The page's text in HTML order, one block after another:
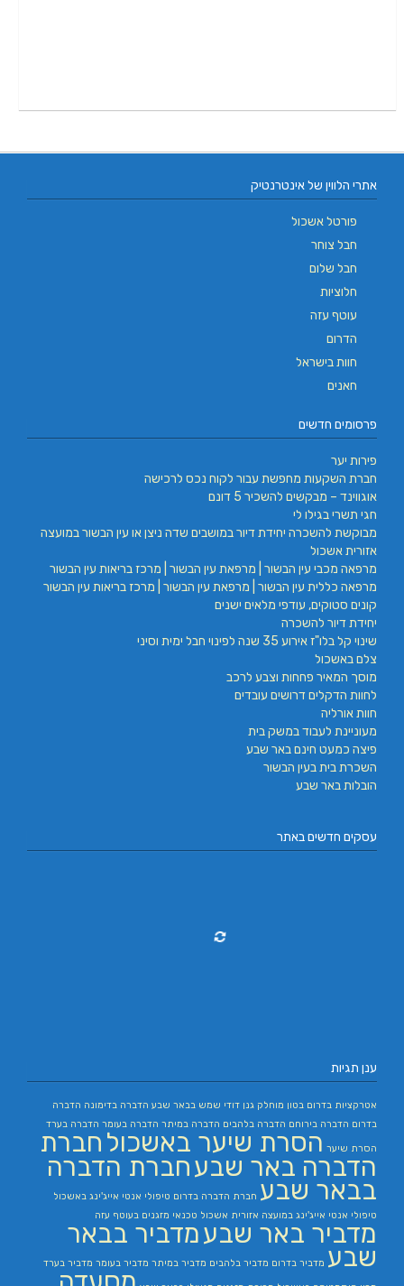
אתרי הלווין של אינטרנטיק
פורטל אשכול
חבל צוחר
חבל שלום
חלוציות
עוטף עזה
הדרום
חוות בישראל
חאנים
פרסומים חדשים
פירות יער
חברת השקעות מחפשת עבור לקוח נכס לרכישה
אוגווינד – מבקשים להשכיר 5 דונם
חגי תשרי בגילו לי
מבוקשת להשכרה יחידת דיור במושבים שדה ניצן או עין הבשור במועצה
אזורית אשכול
מרפאה מכבי עין הבשור | מרפאת עין הבשור | מרכז בריאות עין הבשור
מרפאה כללית עין הבשור | מרפאת עין הבשור | מרכז בריאות עין הבשור
קונים סטוקים, עודפי מלאים ישנים
יחידת דיור להשכרה
שינוי קל בלו"ז אירוע 35 שנה לפינוי חבל ימית וסיני
צלם באשכול
מוסך המאיר פחחות וצבע לרכב
לחוות הדקלים דרושים עובדים
חוות אורליה
מעוניינת לעבוד במשק בית
פיצה כמעט חינם באר שבע
השכרת בית בעין הבשור
הובלות באר שבע
עסקים חדשים באתר
ענן תגיות
אטרקציות בדרום בטון מוחלק גנן דודי שמש בבאר שבע הדברה בדימונה הדברה
בדרום הדברה בירוחם הדברה בלהבים הדברה במיתר הדברה בעומר הדברה בערד
הסרת שיער הסרת שיער באשכול חברת
הדברה באר שבעחברת הדברה
בבאר שבע חברת הדברה בדרום טיפולי אנטי אייג'ינג באשכול
טיפולי אנטי אייג'ינג במועצה אזורית אשכול טכנאי מזגנים בעוטף עזה
מדביר באר שבעמדביר בבאר
שבע מדביר בדרום מדביר בלהבים מדביר במיתר מדביר בעומר מדביר בערד